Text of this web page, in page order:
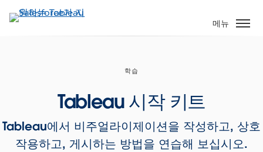
요
뛰
기
메뉴
학습
Tableau 시작 키트
Tableau에서 비주얼라이제이션을 작성하고, 상호
작용하고, 게시하는 방법을 연습해 보십시오.